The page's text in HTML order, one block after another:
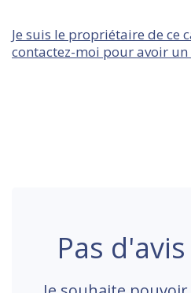
Je suis le propriétaire de ce
contactez-moi pour avoir un
Pas